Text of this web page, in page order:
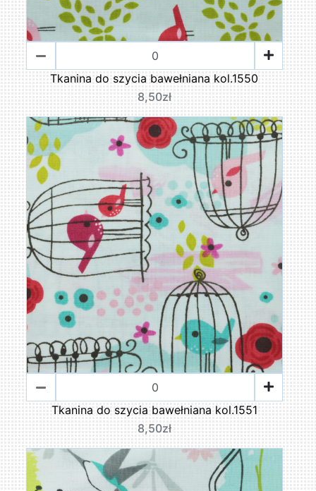
Tkanina do szycia bawełniana kol.1550
8,50zł
Tkanina do szycia bawełniana kol.1551
8,50zł